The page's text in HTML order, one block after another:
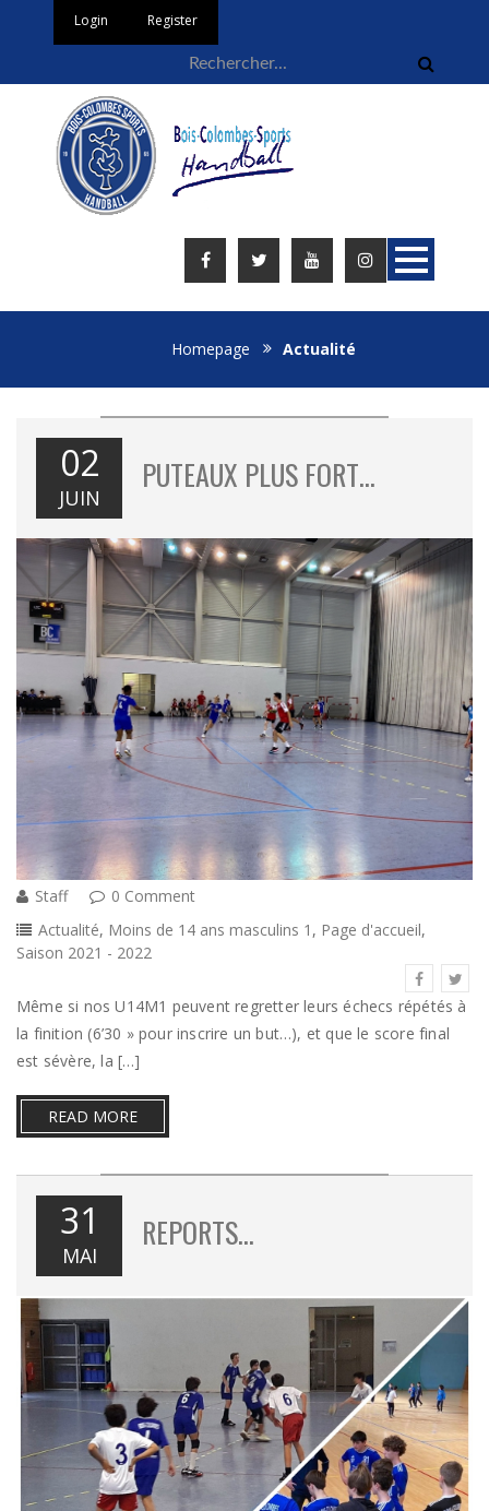
Login Register
Homepage Actualité
02
JUIN
PUTEAUX PLUS FORT…
Staff
0 Comment
Actualité, Moins de 14 ans masculins 1 , Page d'accueil,
Saison 2021 - 2022
Même si nos U14M1 peuvent regretter leurs échecs répétés à
la finition (6’30 » pour inscrire un but…), et que le score final
est sévère, la […]
READ MORE
31
MAI
REPORTS…